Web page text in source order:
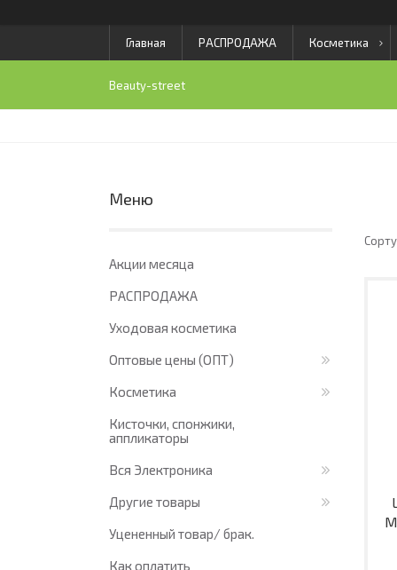
Главная РАСПРОДАЖА Косметика
Beauty-street
Акции месяца
РАСПРОДАЖА
Уходовая косметика
Оптовые цены (ОПТ)
Косметика
Кисточки, спонжики,
аппликаторы
Вся Электроника
Другие товары
Уцененный товар/ брак.
Как оплатить